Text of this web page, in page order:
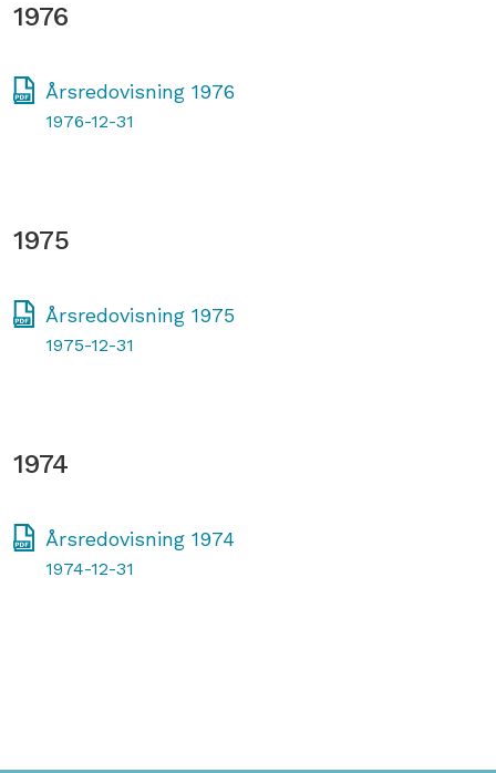
1976
Årsredovisning 1976
1976-12-31
1975
Årsredovisning 1975
1975-12-31
1974
Årsredovisning 1974
1974-12-31